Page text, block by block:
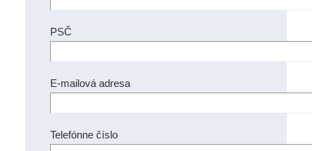
PSČ
E-mailová adresa
Telefónne číslo